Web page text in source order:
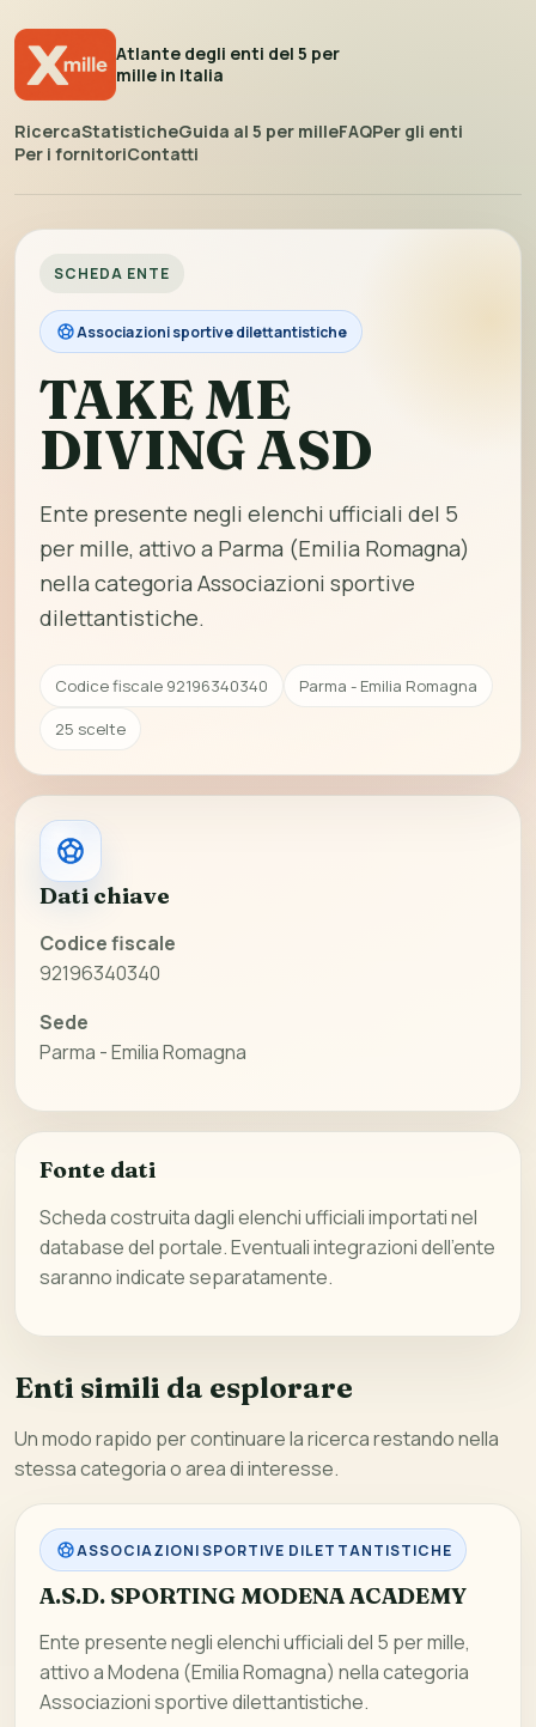
Atlante degli enti del 5 per
mille in Italia
RicercaStatisticheGuida al 5 per milleFAQPer gli enti
Per i fornitoriContatti
SCHEDA ENTE
Associazioni sportive dilettantistiche
TAKE ME
DIVING ASD
Ente presente negli elenchi ufficiali del 5
per mille, attivo a Parma (Emilia Romagna)
nella categoria Associazioni sportive
dilettantistiche.
Codice fiscale 92196340340
Parma - Emilia Romagna
25 scelte
Dati chiave
Codice fiscale
92196340340
Sede
Parma - Emilia Romagna
Fonte dati
Scheda costruita dagli elenchi ufficiali importati nel
database del portale. Eventuali integrazioni dell’ente
saranno indicate separatamente.
Enti simili da esplorare
Un modo rapido per continuare la ricerca restando nella
stessa categoria o area di interesse.
ASSOCIAZIONI SPORTIVE DILETTANTISTICHE
A.S.D. SPORTING MODENA ACADEMY
Ente presente negli elenchi ufficiali del 5 per mille,
attivo a Modena (Emilia Romagna) nella categoria
Associazioni sportive dilettantistiche.